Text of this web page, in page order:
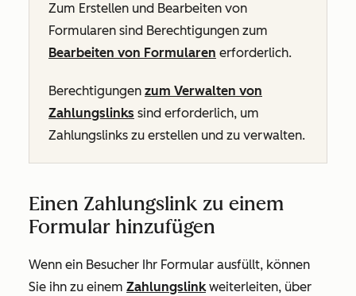
Zum Erstellen und Bearbeiten von
Formularen sind Berechtigungen zum
Bearbeiten von Formularen erforderlich.
Berechtigungen zum Verwalten von
Zahlungslinks sind erforderlich, um
Zahlungslinks zu erstellen und zu verwalten.
Einen Zahlungslink zu einem
Formular hinzufügen
Wenn ein Besucher Ihr Formular ausfüllt, können
Sie ihn zu einem Zahlungslinkweiterleiten, über